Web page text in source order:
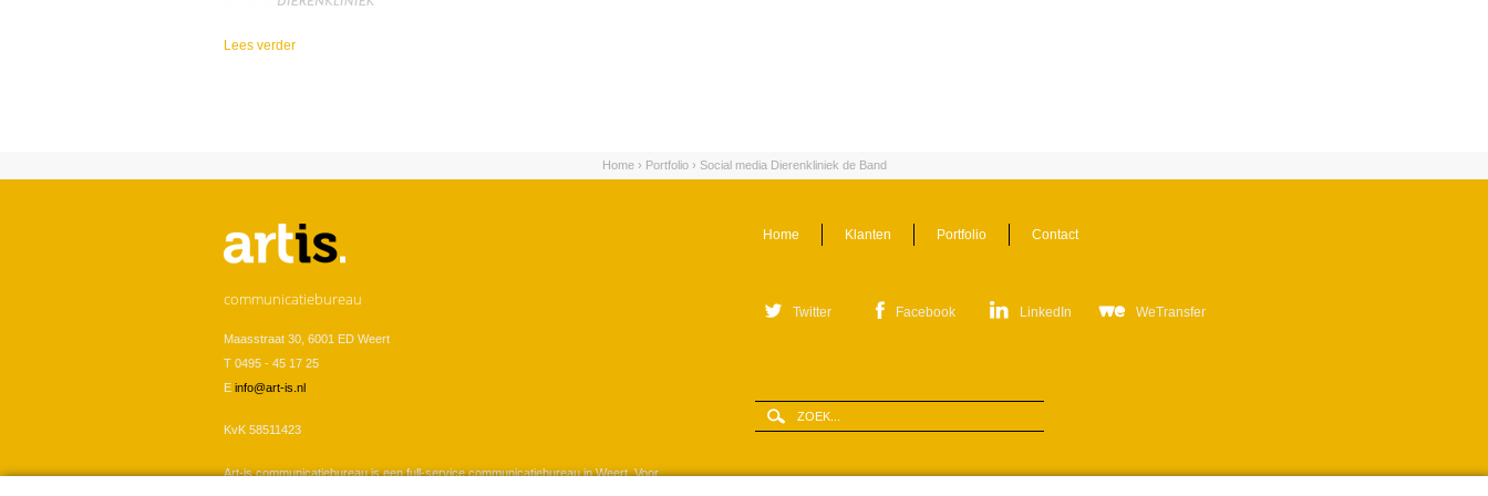
Lees verder
U bent hier
Home› Portfolio› Social media Dierenkliniek de Band
communicatiebureau
Maasstraat 30, 6001 ED Weert
T 0495 - 45 17 25
E info@art-is.nl
KvK 58511423
Art-is communicatiebureau is een full-service communicatiebureau in Weert. Voor
Home Klanten Portfolio Contact
Twitter Facebook LinkedIn WeTransfer
Zoeken